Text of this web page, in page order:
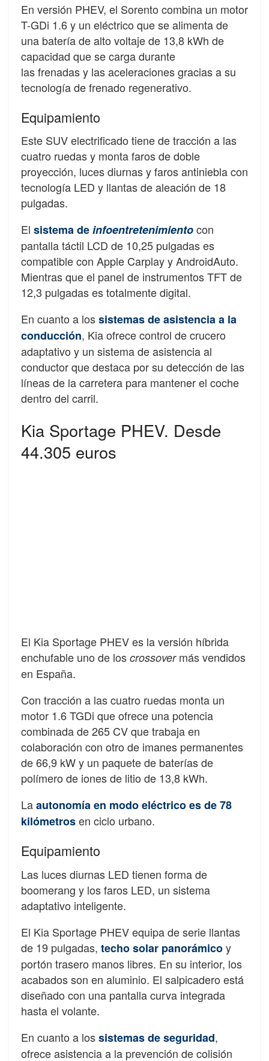
En versión PHEV, el Sorento combina un motor
T-GDi 1.6 y un eléctrico que se alimenta de
una batería de alto voltaje de 13,8 kWh de
capacidad que se carga durante
las frenadas y las aceleraciones gracias a su
tecnología de frenado regenerativo.
Equipamiento
Este SUV electrificado tiene de tracción a las
cuatro ruedas y monta faros de doble
proyección, luces diurnas y faros antiniebla con
tecnología LED y llantas de aleación de 18
pulgadas.
El sistema deinfoentretenimientocon
pantalla táctil LCD de 10,25 pulgadas es
compatible con Apple Carplay y AndroidAuto.
Mientras que el panel de instrumentos TFT de
12,3 pulgadas es totalmente digital.
En cuanto a lossistemas de asistencia a la
conducción, Kia ofrece control de crucero
adaptativo y un sistema de asistencia al
conductor que destaca por su detección de las
líneas de la carretera para mantener el coche
dentro del carril.
Kia Sportage PHEV. Desde
44.305 euros
El Kia Sportage PHEV es la versión híbrida
enchufable uno de los crossovermás vendidos
en España.
Con tracción a las cuatro ruedas monta un
motor 1.6 TGDi que ofrece una potencia
combinada de 265 CV que trabaja en
colaboración con otro de imanes permanentes
de 66,9 kW y un paquete de baterías de
polímero de iones de litio de 13,8 kWh.
Laautonomía en modo eléctrico es de 78
kilómetrosen ciclo urbano.
Equipamiento
Las luces diurnas LED tienen forma de
boomerang y los faros LED, un sistema
adaptativo inteligente.
El Kia Sportage PHEV equipa de serie llantas
de 19 pulgadas, techosolar panorámicoy
portón trasero manos libres. En su interior, los
acabados son en aluminio. El salpicadero está
diseñado con una pantalla curva integrada
hasta el volante.
En cuanto a lossistemas de seguridad,
ofrece asistencia a la prevención de colisión